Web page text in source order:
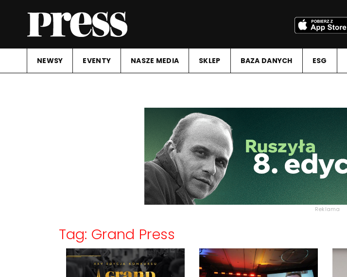
NEWSY EVENTY NASZE MEDIA SKLEP BAZA DANYCH ESG
Reklama
Tag: Grand Press